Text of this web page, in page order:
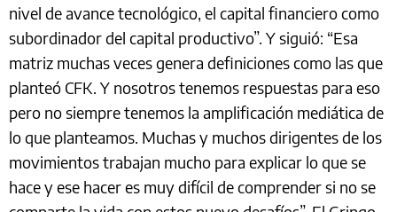
nivel de avance tecnológico, el capital financiero como
subordinador del capital productivo”. Y siguió: “Esa
matriz muchas veces genera definiciones como las que
planteó CFK. Y nosotros tenemos respuestas para eso
pero no siempre tenemos la amplificación mediática de
lo que planteamos. Muchas y muchos dirigentes de los
movimientos trabajan mucho para explicar lo que se
hace y ese hacer es muy difícil de comprender si no se